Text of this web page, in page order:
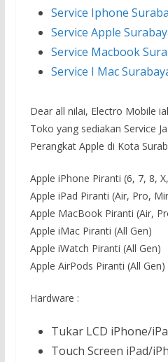
Service Iphone
Service Apple
Service Macbook
Service I Mac
Dear all nilai, Electro Mobile
Toko yang sediakan Service
Perangkat Apple di Kota
Apple iPhone Piranti (6, 7, 8,
Apple iPad Piranti (Air, Pro,
Apple MacBook Piranti (Air,
Apple iMac Piranti (All Gen)
Apple iWatch Piranti (All Gen)
Apple AirPods Piranti (All Gen)
Hardware :
Tukar LCD iPhone/
Touch Screen iPad/